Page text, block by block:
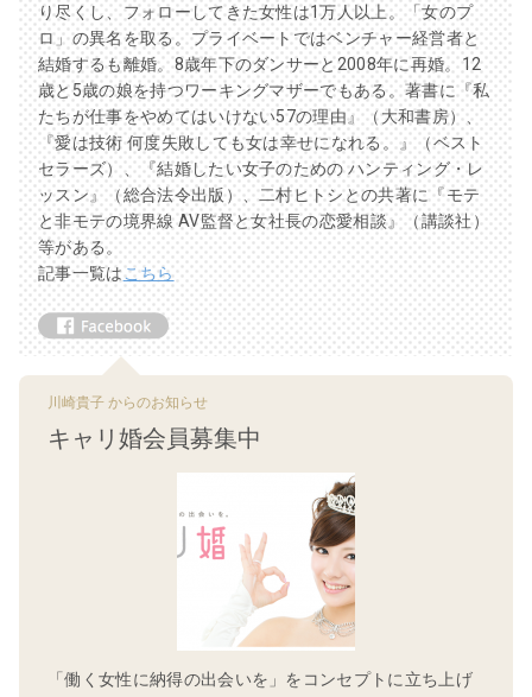
り尽くし、フォローしてきた女性は1万人以上。「女のプ
ロ」の異名を取る。プライベートではベンチャー経営者と
結婚するも離婚。8歳年下のダンサーと2008年に再婚。12
歳と5歳の娘を持つワーキングマザーでもある。著書に『私
たちが仕事をやめてはいけない57の理由』（大和書房）、
『愛は技術 何度失敗しても女は幸せになれる。』（ベスト
セラーズ）、『結婚したい女子のための ハンティング・レ
ッスン』（総合法令出版）、二村ヒトシとの共著に『モテ
と非モテの境界線 AV監督と女社長の恋愛相談』（講談社）
等がある。
記事一覧はこちら
川崎貴子 からのお知らせ
キャリ婚会員募集中
「働く女性に納得の出会いを」をコンセプトに立ち上げ